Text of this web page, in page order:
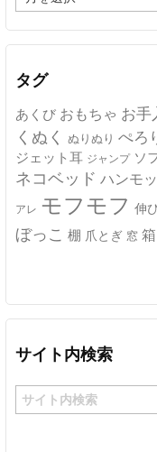
ー
カ
イ
タグ
あくび おもちゃ お手
くぬく ぬりぬり ぺろ
ジェット耳 ジャンプ ソ
ネコベッド ハンモ
アレ モフモフ 伸
ぼっこ 棚 爪とぎ 窓 箱
サイト内検索